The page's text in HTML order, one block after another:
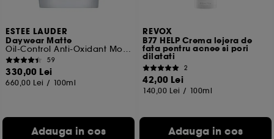
ESTEE LAUDER
Daywear Matte
Oil-Control Anti-Oxidant Moisture Gel Creme
59
330,00 Lei
660,00 Lei / 100ml
Adauga in cos
REVOX
B77 HELP Crema lejera de
fata pentru acnee si pori
dilatati
2
42,00 Lei
140,00 Lei / 100ml
Adauga in cos